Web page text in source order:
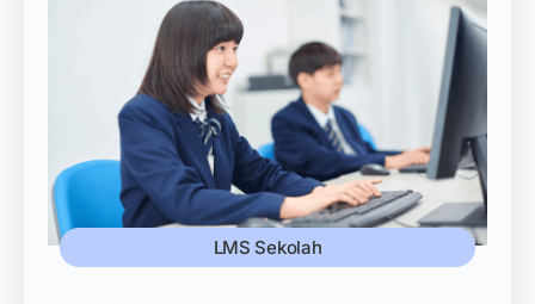
LMS Sekolah